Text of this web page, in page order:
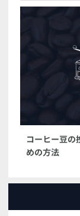
コーヒー豆の
めの方法